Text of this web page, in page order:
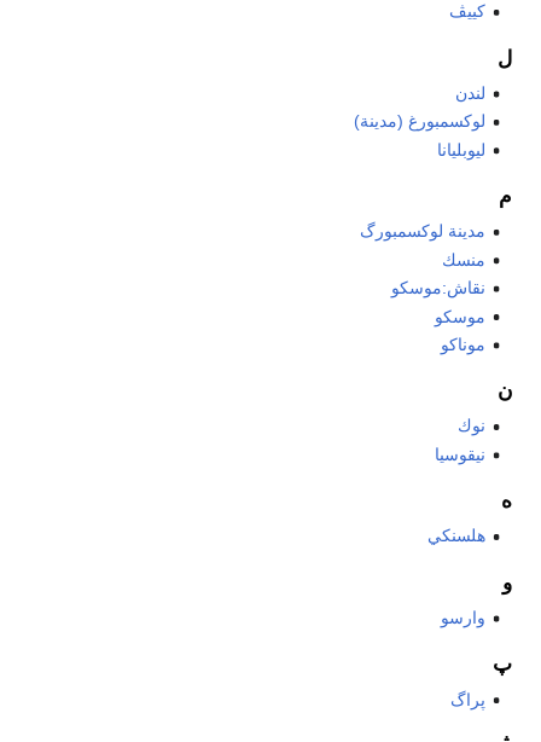
كييڤ
ل
لندن
لوكسمبورغ (مدينة)
ليوبليانا
م
مدينة لوكسمبورگ
منسك
نقاش:موسكو
موسكو
موناكو
ن
نوك
نيقوسيا
ه
هلسنكي
و
وارسو
پ
پراگ